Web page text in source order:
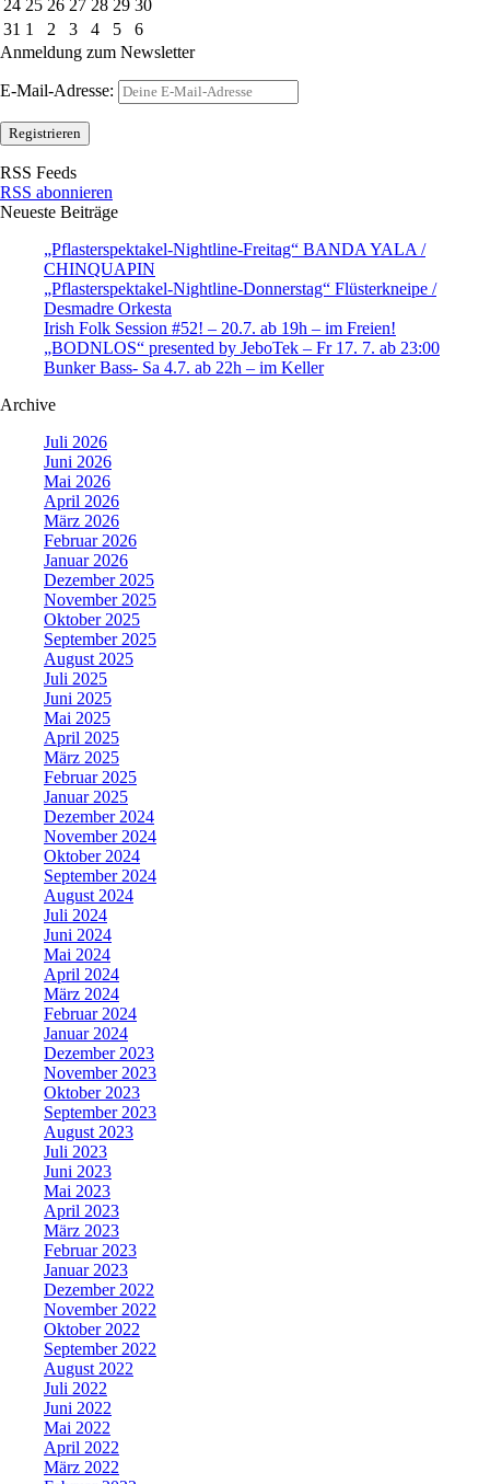
24 25 26 27 28 29 30
31 1 2 3 4 5
6
Anmeldung zum Newsletter
E-Mail-Adresse:
RSS Feeds
RSS abonnieren
Neueste Beiträge
„Pflasterspektakel-Nightline-Freitag“ BANDA YALA /
CHINQUAPIN
„Pflasterspektakel-Nightline-Donnerstag“ Flüsterkneipe /
Desmadre Orkesta
Irish Folk Session #52! – 20.7. ab 19h – im Freien!
„BODNLOS“ presented by JeboTek – Fr 17. 7. ab 23:00
Bunker Bass- Sa 4.7. ab 22h – im Keller
Archive
Juli 2026
Juni 2026
Mai 2026
April 2026
März 2026
Februar 2026
Januar 2026
Dezember 2025
November 2025
Oktober 2025
September 2025
August 2025
Juli 2025
Juni 2025
Mai 2025
April 2025
März 2025
Februar 2025
Januar 2025
Dezember 2024
November 2024
Oktober 2024
September 2024
August 2024
Juli 2024
Juni 2024
Mai 2024
April 2024
März 2024
Februar 2024
Januar 2024
Dezember 2023
November 2023
Oktober 2023
September 2023
August 2023
Juli 2023
Juni 2023
Mai 2023
April 2023
März 2023
Februar 2023
Januar 2023
Dezember 2022
November 2022
Oktober 2022
September 2022
August 2022
Juli 2022
Juni 2022
Mai 2022
April 2022
März 2022